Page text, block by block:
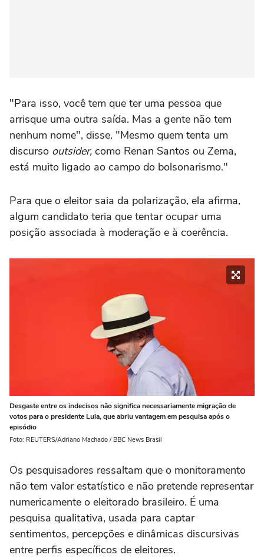
"Para isso, você tem que ter uma pessoa que
arrisque uma outra saída. Mas a gente não tem
nenhum nome", disse. "Mesmo quem tenta um
discurso outsider, como Renan Santos ou Zema,
está muito ligado ao campo do bolsonarismo."
Para que o eleitor saia da polarização, ela afirma,
algum candidato teria que tentar ocupar uma
posição associada à moderação e à coerência.
Desgaste entre os indecisos não significa necessariamente migração de
votos para o presidente Lula, que abriu vantagem em pesquisa após o
episódio
Foto: REUTERS/Adriano Machado / BBC News Brasil
Os pesquisadores ressaltam que o monitoramento
não tem valor estatístico e não pretende representar
numericamente o eleitorado brasileiro. É uma
pesquisa qualitativa, usada para captar
sentimentos, percepções e dinâmicas discursivas
entre perfis específicos de eleitores.